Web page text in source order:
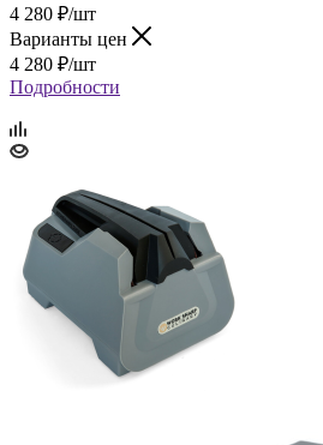
4 280 ₽/шт
Варианты цен
4 280 ₽/шт
Подробности